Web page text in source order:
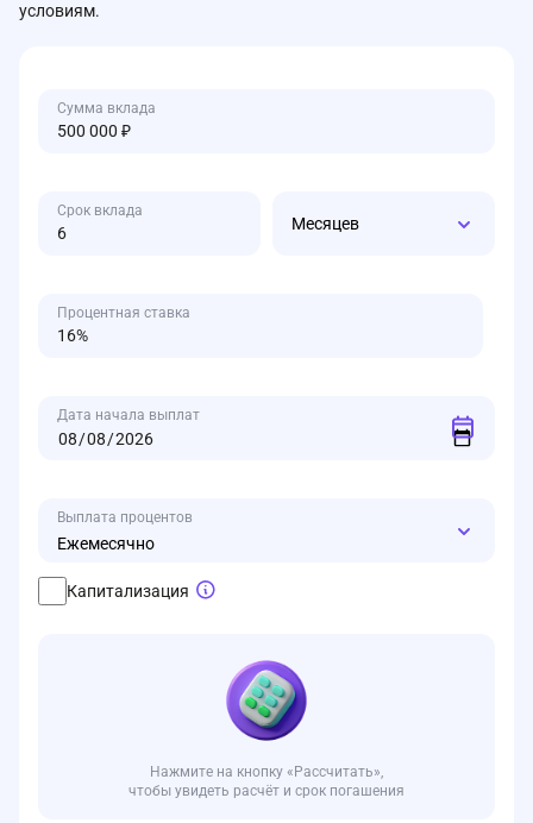
условиям.
Сумма вклада
Срок вклада
Месяцев
Процентная ставка
Дата начала выплат
Выплата процентов
Ежемесячно
Капитализация
Нажмите на кнопку «Рассчитать»,
чтобы увидеть расчёт и срок погашения